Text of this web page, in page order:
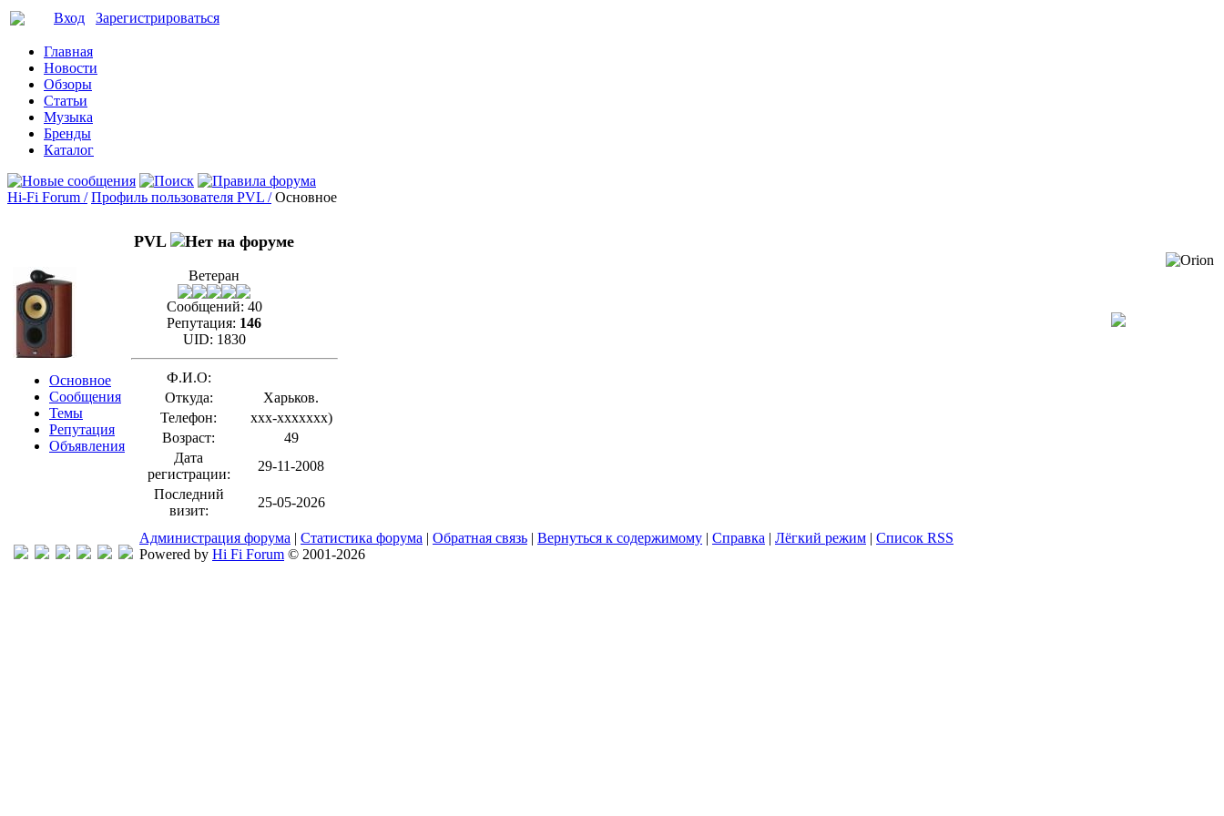
Вход Зарегистрироваться
Главная
Новости
Обзоры
Статьи
Музыка
Бренды
Каталог
Hi-Fi Forum / Профиль пользователя PVL / Основное
Основное
Сообщения
Темы
Репутация
Объявления
PVL
Ветеран
Сообщений: 40
Репутация: 146
UID: 1830
Ф.И.О:
Откуда:
Харьков.
Телефон:
xxx-xxxxxxx)
Возраст:
49
Дата
регистрации:
29-11-2008
Последний
визит:
25-05-2026
Администрация форума | Статистика форума | Обратная связь | Вернуться к содержимому | Справка | Лёгкий режим | Список RSS
Powered by Hi Fi Forum © 2001-2026